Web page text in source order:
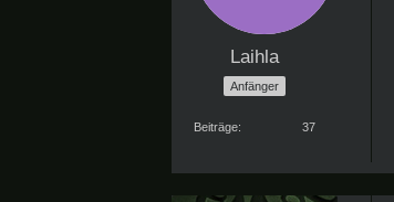
Laihla
Anfänger
Beiträge 37